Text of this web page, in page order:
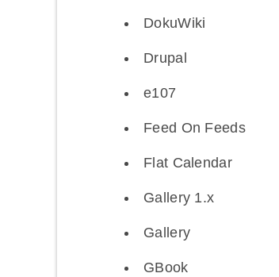
DokuWiki
Drupal
e107
Feed On Feeds
Flat Calendar
Gallery 1.x
Gallery
GBook